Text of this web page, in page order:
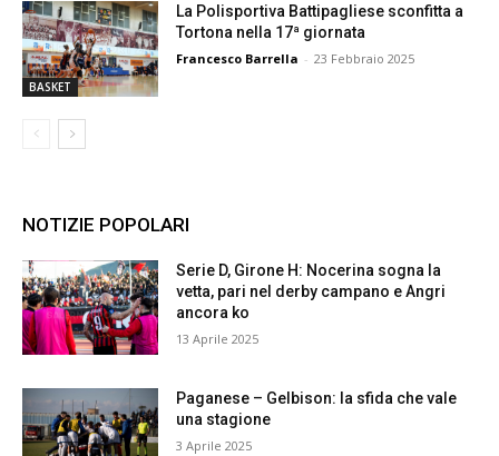
BASKET
La Polisportiva Battipagliese sconfitta a
Tortona nella 17ª giornata
Francesco Barrella - 23 Febbraio 2025
NOTIZIE POPOLARI
Serie D, Girone H: Nocerina sogna la
vetta, pari nel derby campano e Angri
ancora ko
13 Aprile 2025
Paganese – Gelbison: la sfida che vale
una stagione
3 Aprile 2025